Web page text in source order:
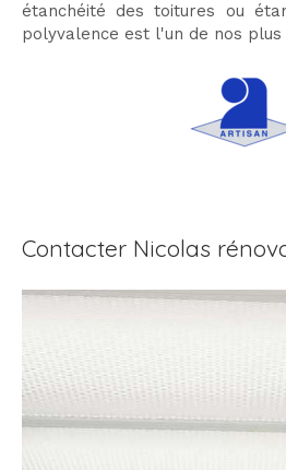
étanchéité des toitures ou
polyvalence est l'un de nos
Contacter Nicolas